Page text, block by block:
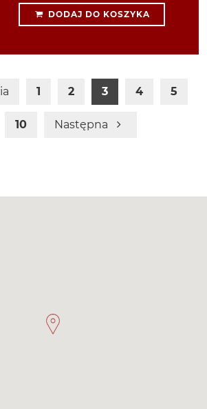
DODAJ DO KOSZYKA
1 2 3 4 5
10 Następna